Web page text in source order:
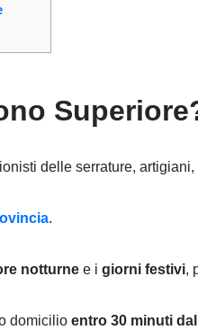
delle serrature,
.
notturne e i giorni festivi,
domicilio entro 30 minuti